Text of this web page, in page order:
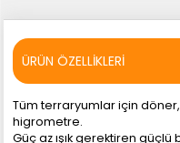
ÜRÜN ÖZELLIKLERI
Tüm terraryumlar için
higrometre.
Güç az ışık gerektiren